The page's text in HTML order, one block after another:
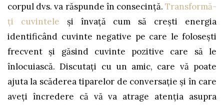
corpul dvs. va răspunde în consecință. Transformă-
ți cuvintele și învață cum să crești energia
identificând cuvinte negative pe care le folosești
frecvent și găsind cuvinte pozitive care să le
înlocuiască. Discutați cu un amic, care vă poate
ajuta la scăderea tiparelor de conversație și în care
aveți încredere că vă va atrage atenția asupra